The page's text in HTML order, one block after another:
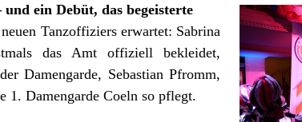
ein Debüt, das begeisterte
Tanzoffiziers erwartet: Sabrina
das Amt offiziell bekleidet,
Damengarde, Sebastian Pfromm,
1. Damengarde Coeln so pflegt.